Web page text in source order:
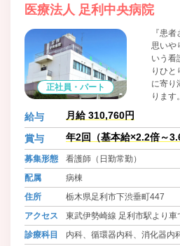
医療法人 足利中央病院
正社員・パート
『患
思いや
いう看
りひと
に寄り
ります
創意工
成長し
給与 月給 310,760円
賞与 年2回（基本給×2.2倍～
募集形態
看護師（日勤常勤）
配属
病棟
住所
栃木県足利市下渋垂町447
アクセス
東武伊勢崎線 足利市駅より車
東武伊勢崎線 県駅より車で5
診療科目
内科、循環器内科、消化器内